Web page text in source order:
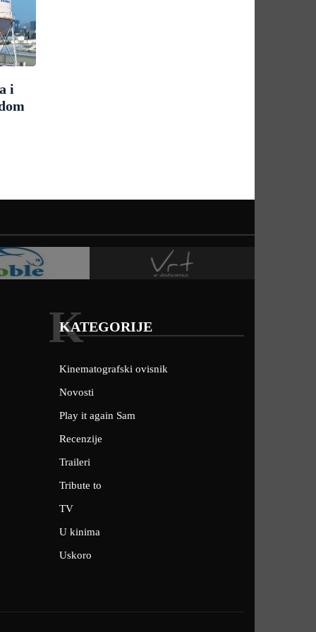
i
KATEGORIJE
K
Kinematografski ovisnik
Novosti
Play it again Sam
Recenzije
Traileri
Tribute to
TV
U kinima
Uskoro